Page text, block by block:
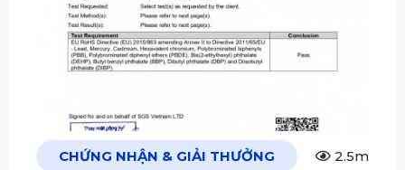
CHỨNG NHẬN & GIẢI THƯỞNG 2.5m